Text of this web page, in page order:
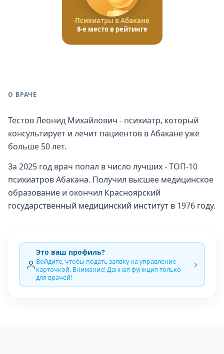
Психиатры в Абакане
8-е место в рейтинге
О ВРАЧЕ
Тестов Леонид Михайлович - психиатр, который
консультирует и лечит пациентов в Абакане уже
больше 50 лет.
За 2025 год врач попал в число лучших - ТОП-10
психиатров Абакана. Получил высшее медицинское
образование и окончил Красноярский
государственный медицинский институт в 1976 году.
Это ваш профиль?
Войдите, чтобы подать заявку на управление
карточкой. Внимание! Данная функция только
для врачей!